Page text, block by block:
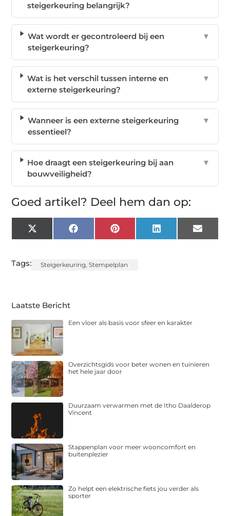
steigerkeuring belangrijk?
Wat wordt er gecontroleerd bij een
steigerkeuring?
▼
Wat is het verschil tussen interne en
externe steigerkeuring?
▼
Wanneer is een externe steigerkeuring
essentieel?
▼
Hoe draagt een steigerkeuring bij aan
bouwveiligheid?
▼
Goed artikel? Deel hem dan op:
X
(Twitter)
FacebookPinterest LinkedIn Email
Tags: Steigerkeuring,Stempelplan
Laatste Bericht
Een vloer als basis voor sfeer en karakter
Overzichtsgids voor beter wonen en tuinieren
het hele jaar door
Duurzaam verwarmen met de Itho Daalderop
Vincent
Stappenplan voor meer wooncomfort en
buitenplezier
Zo helpt een elektrische fiets jou verder als
sporter